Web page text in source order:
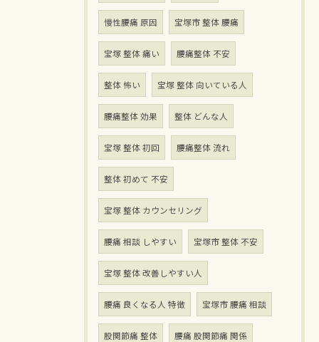
慢性腰痛 原因 宝塚市 整体 腰痛
宝塚 整体 痛い 腰痛整体 不安
整体 怖い 宝塚 整体 向いている人
腰痛整体 効果 整体 どんな人
宝塚 整体 初回 腰痛整体 流れ
整体 初めて 不安
宝塚 整体 カウンセリング
腰痛 相談 しやすい 宝塚市 整体 不安
宝塚 整体 改善しやすい人
腰痛 良くなる人 特徴 宝塚市 腰痛 相談
股関節痛 整体 腰痛 股関節痛 関係